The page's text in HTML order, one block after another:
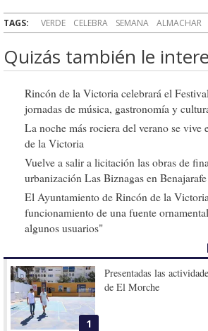
TAGS: VERDE CELEBRA SEMANA ALMACHAR
Quizás también le
Rincón de la Victoria celebrará el
jornadas de música, gastronomía y
La noche más rociera del verano se vive
de la Victoria
Vuelve a salir a licitación las obras de
urbanización Las Biznagas en Benajarafe
El Ayuntamiento de Rincón de la
funcionamiento de una fuente
algunos usuarios"
1
Presentadas las
de El Morche